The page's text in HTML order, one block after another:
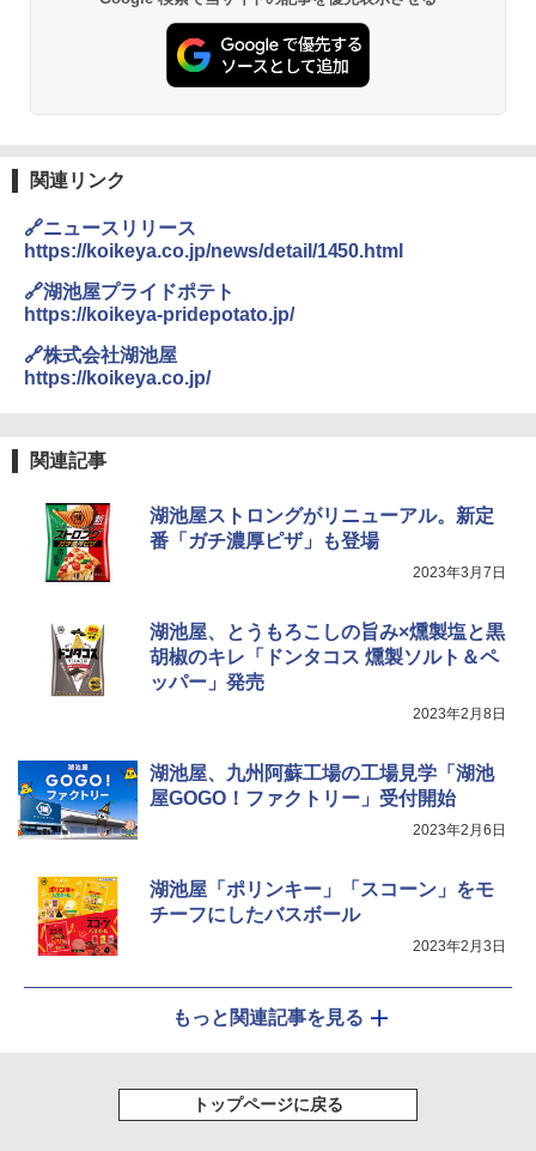
【公式】ブタメン とんこつ味 35g×15個
| 業務用 夜食 カップラーメン ミニカップ
麺 小腹 インスタント アウトドアにも ロ
ーリングストック 大人買い おやつカン
パニー
3
￥2,323
4
カップヌードル カップヌードルPRO シ
マルちゃん マルちゃんZUBAAAN! 横浜
家系醤油豚骨 3食パック 130g×3食
￥341
シャープ 過熱水蒸気 オーブンレンジ 26
L コンベクション 2段調理 ホワイト RE-
SS26B-W
ーム調理 フラットテーブル トースト機
ック YRZ-WF150TV(B)
お手入れ 小型 新生活 一人暮らし 二人暮
らし ファミリー
シャープ ウォーターオーブン ヘルシオ
AX-XJ1-B ブラック 30L 2段調理 コンベ
クション トースト機能
関連リンク
🔗ニュースリリース
https://koikeya.co.jp/news/detail/1450.html
🔗湖池屋プライドポテト
https://koikeya-pridepotato.jp/
🔗株式会社湖池屋
https://koikeya.co.jp/
関連記事
湖池屋ストロングがリニューアル。新定
番「ガチ濃厚ピザ」も登場
2023年3月7日
湖池屋、とうもろこしの旨み×燻製塩と黒
胡椒のキレ「ドンタコス 燻製ソルト＆ペ
ッパー」発売
2023年2月8日
湖池屋、九州阿蘇工場の工場見学「湖池
屋GOGO！ファクトリー」受付開始
2023年2月6日
湖池屋「ポリンキー」「スコーン」をモ
チーフにしたバスボール
2023年2月3日
もっと関連記事を見る
トップページに戻る